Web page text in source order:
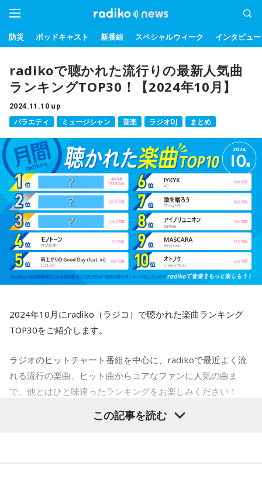
防災 ポッドキャスト 新番組 スペシャルウィーク インタビュー
radikoで聴かれた流行りの最新人気曲
ランキングTOP30！【2024年10月】
2024.11.10 up
バラエティ ミュージシャン 音楽 ラジオDJ まとめ
2024年10月にradiko（ラジコ）で聴かれた楽曲ランキング
TOP30をご紹介します。
ラジオのヒットチャート番組を中心に、radikoで最近よく流
れる流行の楽曲、ヒット曲からコアなファンに人気の曲ま
で、他とはひと味違ったランキングをお楽しみください！
※radikoへ楽曲情報の提供がある放送局（全62局）での各番
この記事を読む